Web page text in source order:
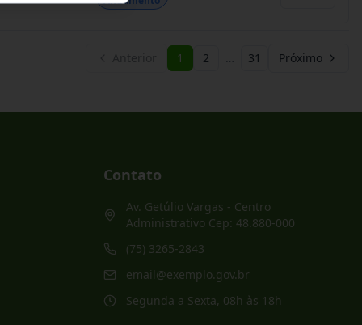
1 2 … 31 Próximo
Contato
Av. Getúlio Vargas - Centro
Administrativo Cep: 48.880-000
(75) 3265-2843
email@exemplo.gov.br
Segunda a Sexta, 08h às 18h